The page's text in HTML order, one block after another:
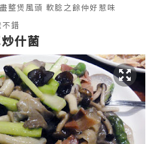
整煲風頭 軟腍之餘仲好惹味
錯
什菌